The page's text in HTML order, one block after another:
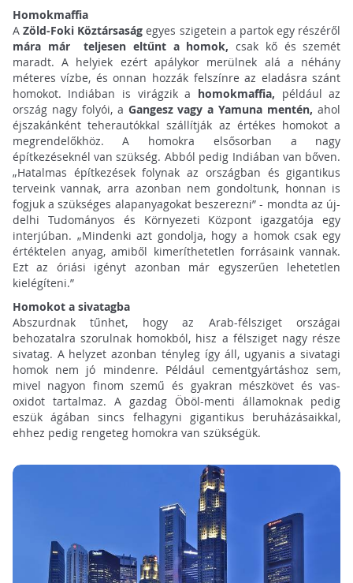
Homokmaffia
A Zöld-Foki Köztársaság egyes szigetein a partok egy részéről
mára már teljesen eltűnt a homok, csak kő és szemét
maradt. A helyiek ezért apálykor merülnek alá a néhány
méteres vízbe, és onnan hozzák felszínre az eladásra szánt
homokot. Indiában is virágzik a homokmaffia, például az
ország nagy folyói, a Gangesz vagy a Yamuna mentén, ahol
éjszakánként teherautókkal szállítják az értékes homokot a
megrendelőkhöz. A homokra elsősorban a nagy
építkezéseknél van szükség. Abból pedig Indiában van bőven.
„Hatalmas építkezések folynak az országban és gigantikus
terveink vannak, arra azonban nem gondoltunk, honnan is
fogjuk a szükséges alapanyagokat beszerezni” - mondta az új-
delhi Tudományos és Környezeti Központ igazgatója egy
interjúban. „Mindenki azt gondolja, hogy a homok csak egy
értéktelen anyag, amiből kimeríthetetlen forrásaink vannak.
Ezt az óriási igényt azonban már egyszerűen lehetetlen
kielégíteni.”
Homokot a sivatagba
Abszurdnak tűnhet, hogy az Arab-félsziget országai
behozatalra szorulnak homokból, hisz a félsziget nagy része
sivatag. A helyzet azonban tényleg így áll, ugyanis a sivatagi
homok nem jó mindenre. Például cementgyártáshoz sem,
mivel nagyon finom szemű és gyakran mészkövet és vas-
oxidot tartalmaz. A gazdag Öböl-menti államoknak pedig
eszük ágában sincs felhagyni gigantikus beruházásaikkal,
ehhez pedig rengeteg homokra van szükségük.